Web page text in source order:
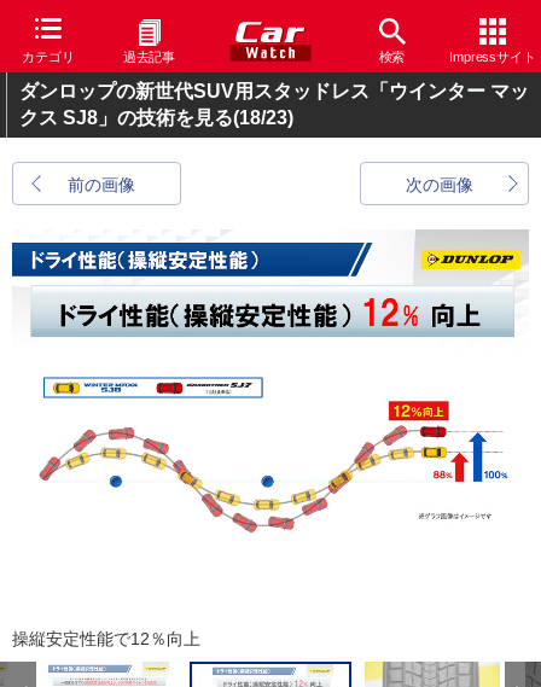
カテゴリ 過去記事 検索 Impressサイト
ダンロップの新世代SUV用スタッドレス「ウインター マッ
クス SJ8」の技術を見る(18/23)
前の画像 次の画像
操縦安定性能で12％向上